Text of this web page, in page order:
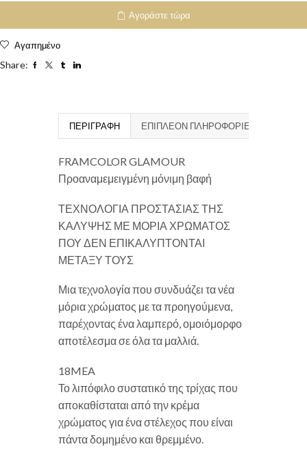
Αγοράστε τώρα
Αγαπημένο
Share:
ΠΕΡΙΓΡΑΦΉ ΕΠΙΠΛΈΟΝ ΠΛΗΡΟΦΟΡΊΕΣ
FRAMCOLOR GLAMOUR
Προαναμεμειγμένη μόνιμη βαφή
ΤΕΧΝΟΛΟΓΙΑ ΠΡΟΣΤΑΣΙΑΣ ΤΗΣ
ΚΑΛΥΨΗΣ ΜΕ ΜΟΡΙΑ ΧΡΩΜΑΤΟΣ
ΠΟΥ ΔΕΝ ΕΠΙΚΑΛΥΠΤΟΝΤΑΙ
ΜΕΤΑΞΥ ΤΟΥΣ
Μια τεχνολογία που συνδυάζει τα νέα
μόρια χρώματος με τα προηγούμενα,
παρέχοντας ένα λαμπερό, ομοιόμορφο
αποτέλεσμα σε όλα τα μαλλιά.
18MEA
Το λιπόφιλο συστατικό της τρίχας που
αποκαθίσταται από την κρέμα
χρώματος για ένα στέλεχος που είναι
πάντα δομημένο και θρεμμένο.